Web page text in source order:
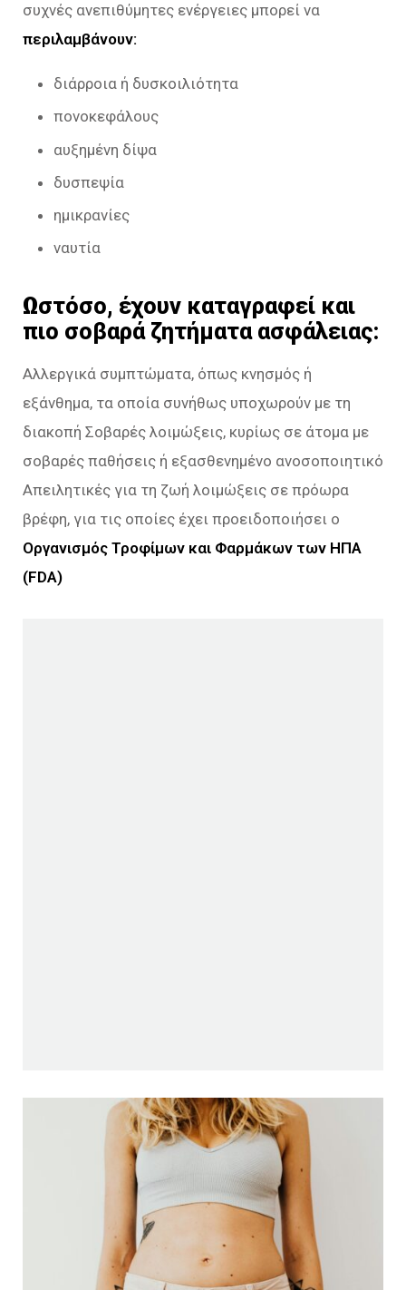
συχνές ανεπιθύμητες ενέργειες μπορεί να
περιλαμβάνουν:
διάρροια ή δυσκοιλιότητα
πονοκεφάλους
αυξημένη δίψα
δυσπεψία
ημικρανίες
ναυτία
Ωστόσο, έχουν καταγραφεί και
πιο σοβαρά ζητήματα ασφάλειας:
Αλλεργικά συμπτώματα, όπως κνησμός ή
εξάνθημα, τα οποία συνήθως υποχωρούν με τη
διακοπή Σοβαρές λοιμώξεις, κυρίως σε άτομα με
σοβαρές παθήσεις ή εξασθενημένο ανοσοποιητικό
Απειλητικές για τη ζωή λοιμώξεις σε πρόωρα
βρέφη, για τις οποίες έχει προειδοποιήσει ο
Οργανισμός Τροφίμων και Φαρμάκων των ΗΠΑ
(FDA)